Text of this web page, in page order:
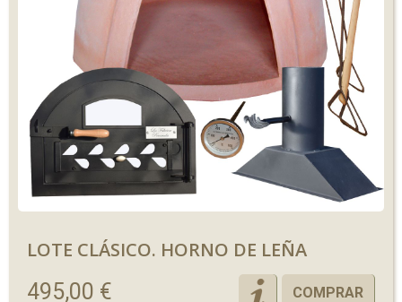
LOTE CLÁSICO. HORNO DE LEÑA
495,00 € COMPRAR